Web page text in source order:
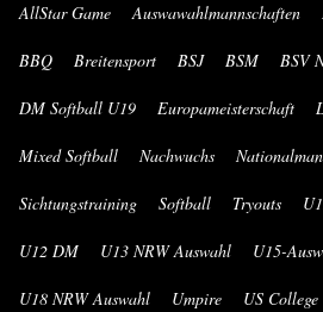
AllStar Game Auswawahlmannschaften
BBQ Breitensport BSJ BSM BSV
DM Softball U19 Europameisterschaft
Mixed Softball Nachwuchs
Sichtungstraining Softball Tryouts
U12 DM U13 NRW Auswahl U15-
U18 NRW Auswahl Umpire US College